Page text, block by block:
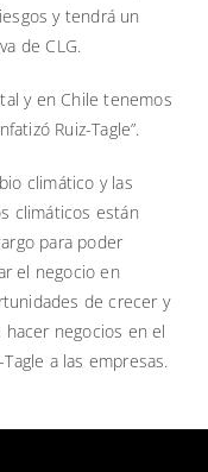
y tendrá un
de CLG.
y en Chile tenemos
Ruiz-Tagle”.
climático y las
climáticos están
para poder
el negocio en
de crecer y
negocios en el
a las empresas.